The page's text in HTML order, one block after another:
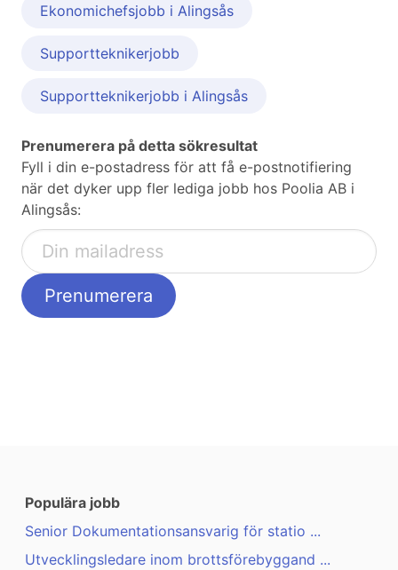
Ekonomichefsjobb i Alingsås
Supportteknikerjobb
Supportteknikerjobb i Alingsås
Prenumerera på detta sökresultat
Fyll i din e-postadress för att få e-postnotifiering
när det dyker upp fler lediga jobb hos Poolia AB i
Alingsås:
Populära jobb
Senior Dokumentationsansvarig för statio ...
Utvecklingsledare inom brottsförebyggand ...